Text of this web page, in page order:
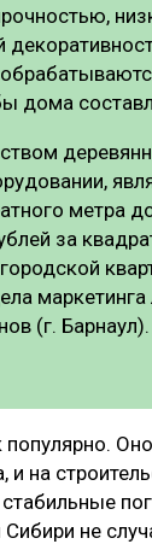
дома
метра
за
(г. Барнаул).
на
не